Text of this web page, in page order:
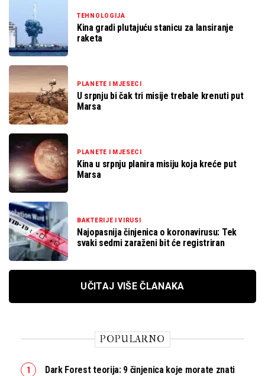
TEHNOLOGIJA
Kina gradi plutajuću stanicu za lansiranje
raketa
PLANETE I MJESECI
U srpnju bi čak tri misije trebale krenuti put
Marsa
PLANETE I MJESECI
Kina u srpnju planira misiju koja kreće put
Marsa
BAKTERIJE I VIRUSI
Najopasnija činjenica o koronavirusu: Tek
svaki sedmi zaraženi bit će registriran
UČITAJ VIŠE ČLANAKA
POPULARNO
Dark Forest teorija: 9 činjenica koje morate znati